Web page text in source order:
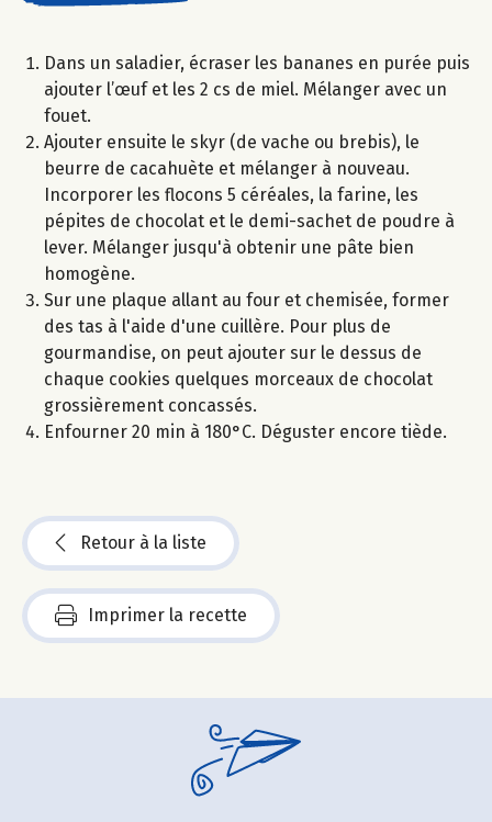
Dans un saladier, écraser les bananes en purée puis
ajouter l’œuf et les 2 cs de miel. Mélanger avec un
fouet.
Ajouter ensuite le skyr (de vache ou brebis), le
beurre de cacahuète et mélanger à nouveau.
Incorporer les flocons 5 céréales, la farine, les
pépites de chocolat et le demi-sachet de poudre à
lever. Mélanger jusqu'à obtenir une pâte bien
homogène.
Sur une plaque allant au four et chemisée, former
des tas à l'aide d'une cuillère. Pour plus de
gourmandise, on peut ajouter sur le dessus de
chaque cookies quelques morceaux de chocolat
grossièrement concassés.
Enfourner 20 min à 180°C. Déguster encore tiède.
Retour à la liste
Imprimer la recette